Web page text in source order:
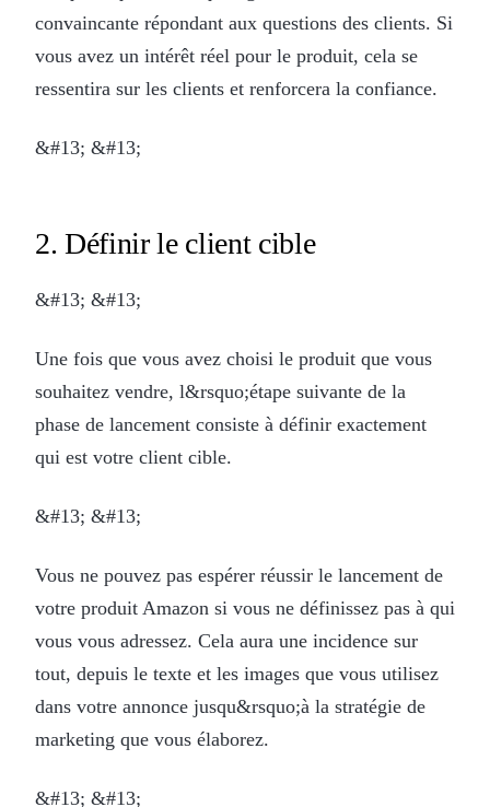
convaincante répondant aux questions des clients. Si
vous avez un intérêt réel pour le produit, cela se
ressentira sur les clients et renforcera la confiance.
&#13; &#13;
2. Définir le client cible
&#13; &#13;
Une fois que vous avez choisi le produit que vous
souhaitez vendre, l&rsquo;étape suivante de la
phase de lancement consiste à définir exactement
qui est votre client cible.
&#13; &#13;
Vous ne pouvez pas espérer réussir le lancement de
votre produit Amazon si vous ne définissez pas à qui
vous vous adressez. Cela aura une incidence sur
tout, depuis le texte et les images que vous utilisez
dans votre annonce jusqu&rsquo;à la stratégie de
marketing que vous élaborez.
&#13; &#13;